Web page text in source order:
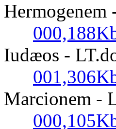
Hermogenem
Iudæos -
Marcionem -